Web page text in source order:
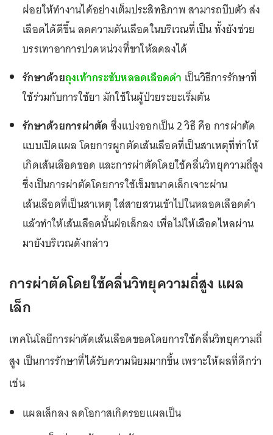
ฝอยให้ทำงานได้อย่างเต็มประสิทธิภาพ สามารถบีบตัว ส่ง
เลือดได้ดีขึ้น ลดความดันเลือดในบริเวณที่เป็น ทั้งยังช่วย
บรรเทาอาการปวดหน่วงที่ขาให้ลดลงได้
รักษาด้วยถุงเท้ากระชับหลอดเลือดดำ เป็นวิธีการรักษาที่
ใช้ร่วมกับการใช้ยา มักใช้ในผู้ป่วยระยะเริ่มต้น
รักษาด้วยการผ่าตัด ซึ่งแบ่งออกเป็น 2 วิธี คือ การผ่าตัด
แบบเปิดแผล โดยการผูกตัดเส้นเลือดที่เป็นสาเหตุที่ทำให้
เกิดเส้นเลือดขอด และการผ่าตัดโดยใช้คลื่นวิทยุความถี่สูง
ซึ่งเป็นการผ่าตัดโดยการใช้เข็มขนาดเล็กเจาะผ่าน
เส้นเลือดที่เป็นสาเหตุ ใส่สายสวนเข้าไปในหลอดเลือดดำ
แล้วทำให้เส้นเลือดนั้นฝ่อเล็กลง เพื่อไม่ให้เลือดไหลผ่าน
มายังบริเวณดังกล่าว
การผ่าตัดโดยใช้คลื่นวิทยุความถี่สูง แผล
เล็ก
เทคโนโลยีการผ่าตัดเส้นเลือดขอดโดยการใช้คลื่นวิทยุความถี่
สูง เป็นการรักษาที่ได้รับความนิยมมากขึ้น เพราะให้ผลที่ดีกว่า
เช่น
แผลเล็กลง ลดโอกาสเกิดรอยแผลเป็น